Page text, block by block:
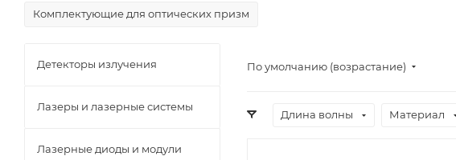
Комплектующие для оптических призм
По умолчанию (возрастание)
Длина волны Материал
Детекторы излучения
Лазеры и лазерные системы
Лазерные диоды и модули